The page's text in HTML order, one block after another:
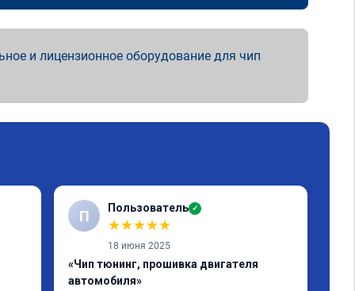
и лицензионное оборудование для чип
П Пользователь ✓
★★★★★
18 июня 2025
«Чип тюнинг, прошивка двигателя
автомобиля»